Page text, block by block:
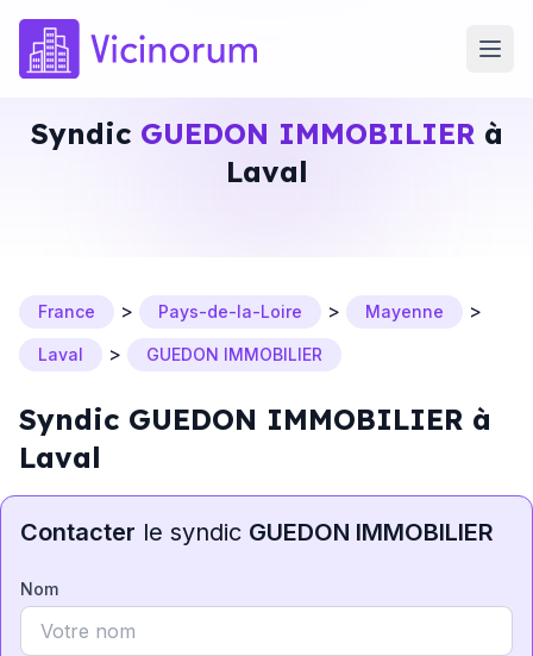
Syndic GUEDON IMMOBILIERà
Laval
France > Pays-de-la-Loire > Mayenne >
Laval > GUEDON IMMOBILIER
Syndic GUEDON IMMOBILIER à
Laval
Contacter le syndic GUEDON IMMOBILIER
Nom